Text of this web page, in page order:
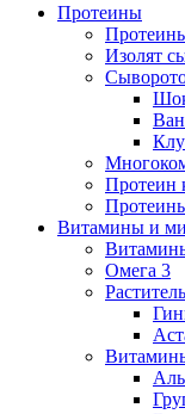
Протеины
Изолят
Протеин
Витамины и
Омега 3